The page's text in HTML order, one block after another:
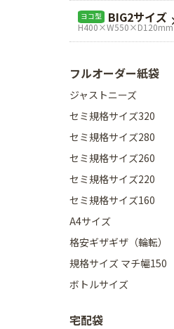
ヨコ型 BIG2サイズ
H400×W550×D120mm
フルオーダー紙袋
ジャストニーズ
セミ規格サイズ320
セミ規格サイズ280
セミ規格サイズ260
セミ規格サイズ220
セミ規格サイズ160
A4サイズ
格安ギザギザ（輪転）
規格サイズ マチ幅150
ボトルサイズ
宅配袋